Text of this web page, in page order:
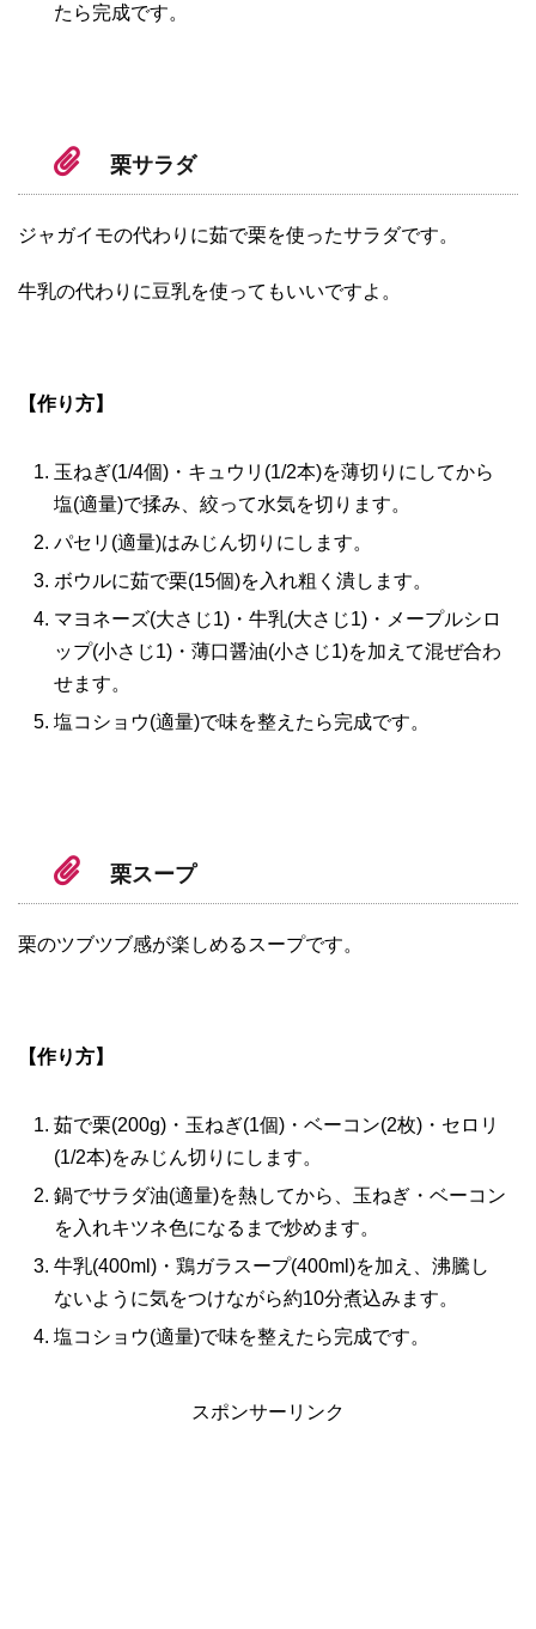
たら完成です。
栗サラダ
ジャガイモの代わりに茹で栗を使ったサラダです。
牛乳の代わりに豆乳を使ってもいいですよ。
【作り方】
玉ねぎ(1/4個)・キュウリ(1/2本)を薄切りにしてから
塩(適量)で揉み、絞って水気を切ります。
パセリ(適量)はみじん切りにします。
ボウルに茹で栗(15個)を入れ粗く潰します。
マヨネーズ(大さじ1)・牛乳(大さじ1)・メープルシロ
ップ(小さじ1)・薄口醤油(小さじ1)を加えて混ぜ合わ
せます。
塩コショウ(適量)で味を整えたら完成です。
栗スープ
栗のツブツブ感が楽しめるスープです。
【作り方】
茹で栗(200g)・玉ねぎ(1個)・ベーコン(2枚)・セロリ
(1/2本)をみじん切りにします。
鍋でサラダ油(適量)を熱してから、玉ねぎ・ベーコン
を入れキツネ色になるまで炒めます。
牛乳(400ml)・鶏ガラスープ(400ml)を加え、沸騰し
ないように気をつけながら約10分煮込みます。
塩コショウ(適量)で味を整えたら完成です。
スポンサーリンク